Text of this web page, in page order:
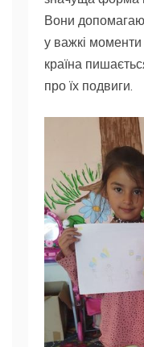
Вони
у важкі
країна
про їх подвиги.